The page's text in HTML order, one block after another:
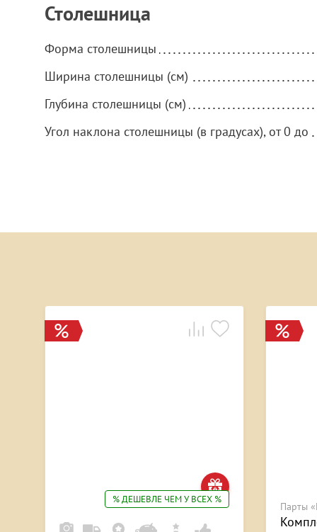
Столешница
Форма столешницы
Ширина столешницы (см)
Глубина столешницы (см)
Угол наклона столешницы (в градусах), от 0 до
% ДЕШЕВЛЕ ЧЕМ У ВСЕХ %
Парты